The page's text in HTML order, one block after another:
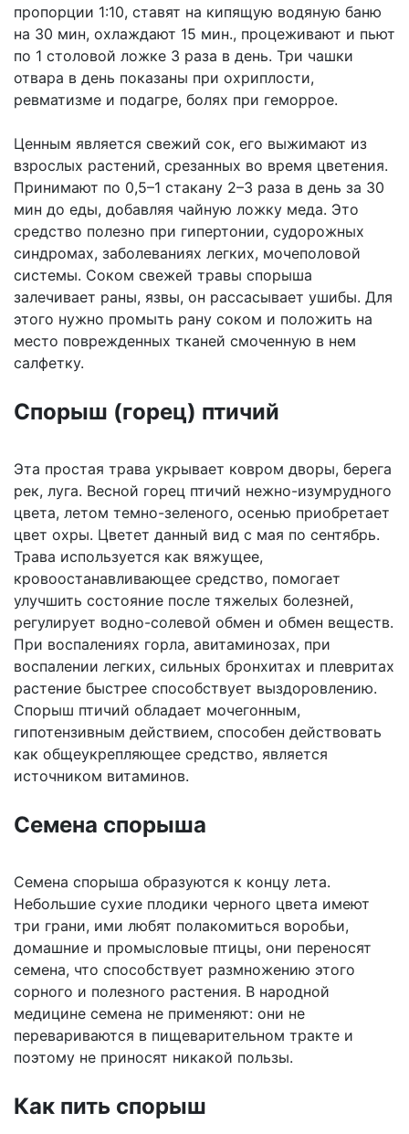
пропорции 1:10, ставят на кипящую водяную баню
на 30 мин, охлаждают 15 мин., процеживают и пьют
по 1 столовой ложке 3 раза в день. Три чашки
отвара в день показаны при охриплости,
ревматизме и подагре, болях при геморрое.
Ценным является свежий сок, его выжимают из
взрослых растений, срезанных во время цветения.
Принимают по 0,5–1 стакану 2–3 раза в день за 30
мин до еды, добавляя чайную ложку меда. Это
средство полезно при гипертонии, судорожных
синдромах, заболеваниях легких, мочеполовой
системы. Соком свежей травы спорыша
залечивает раны, язвы, он рассасывает ушибы. Для
этого нужно промыть рану соком и положить на
место поврежденных тканей смоченную в нем
салфетку.
Спорыш (горец) птичий
Эта простая трава укрывает ковром дворы, берега
рек, луга. Весной горец птичий нежно-изумрудного
цвета, летом темно-зеленого, осенью приобретает
цвет охры. Цветет данный вид с мая по сентябрь.
Трава используется как вяжущее,
кровоостанавливающее средство, помогает
улучшить состояние после тяжелых болезней,
регулирует водно-солевой обмен и обмен веществ.
При воспалениях горла, авитаминозах, при
воспалении легких, сильных бронхитах и плевритах
растение быстрее способствует выздоровлению.
Спорыш птичий обладает мочегонным,
гипотензивным действием, способен действовать
как общеукрепляющее средство, является
источником витаминов.
Семена спорыша
Семена спорыша образуются к концу лета.
Небольшие сухие плодики черного цвета имеют
три грани, ими любят полакомиться воробьи,
домашние и промысловые птицы, они переносят
семена, что способствует размножению этого
сорного и полезного растения. В народной
медицине семена не применяют: они не
перевариваются в пищеварительном тракте и
поэтому не приносят никакой пользы.
Как пить спорыш